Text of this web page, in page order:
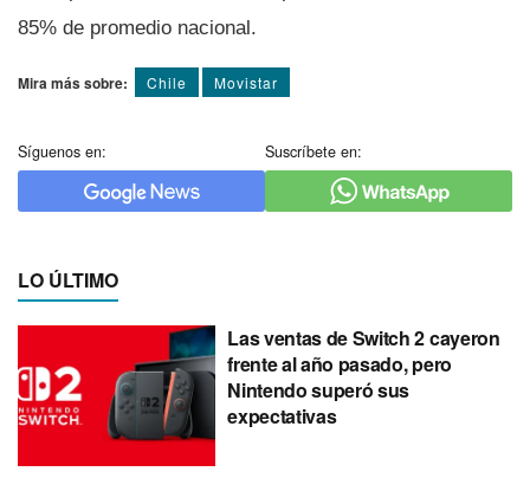
85% de promedio nacional.
Mira más sobre: Chile Movistar
Síguenos en: Suscríbete en:
LO ÚLTIMO
Las ventas de Switch 2 cayeron
frente al año pasado, pero
Nintendo superó sus
expectativas